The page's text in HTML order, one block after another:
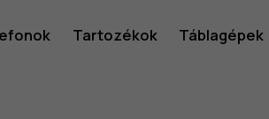
Tartozékok Táblagépek